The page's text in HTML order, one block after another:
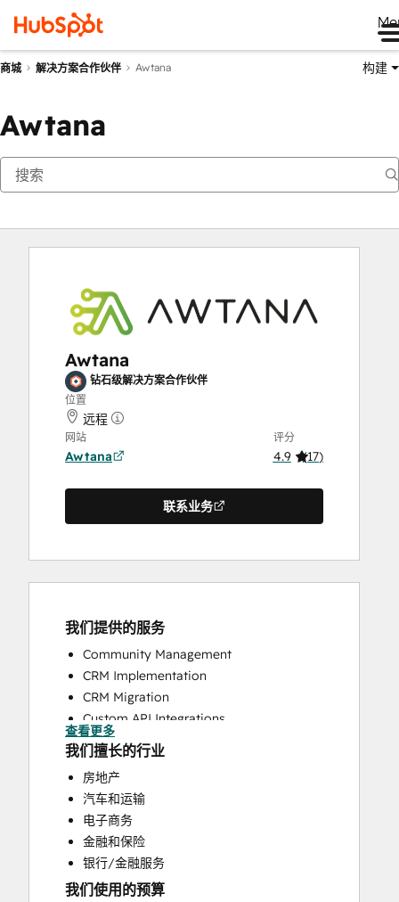
商城 解决方案合作伙伴 Awtana 构建
Awtana
Awtana
钻石级解决方案合作伙伴
位置
远程
网站
Awtana
评分
4.9 (17)
联系业务
我们提供的服务
Community Management
CRM Implementation
CRM Migration
Custom API Integrations
Customer Marketing
Customer Success Training
Customer Support Training
Customer Survey and Analysis
Full Inbound Marketing Services
Help Desk Implementation
Knowledge Base Development
Sales and Marketing Alignment
查看更多
我们擅长的行业
房地产
汽车和运输
电子商务
金融和保险
银行/金融服务
我们使用的预算